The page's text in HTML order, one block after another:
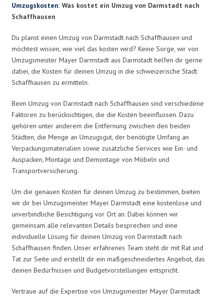
Umzugskosten: Was kostet ein Umzug von Darmstadt nach
Schaffhausen
Du planst einen Umzug von Darmstadt nach Schaffhausen und
möchtest wissen, wie viel das kosten wird? Keine Sorge, wir von
Umzugsmeister Mayer Darmstadt aus Darmstadt helfen dir gerne
dabei, die Kosten für deinen Umzug in die schweizerische Stadt
Schaffhausen zu ermitteln.
Beim Umzug von Darmstadt nach Schaffhausen sind verschiedene
Faktoren zu berücksichtigen, die die Kosten beeinflussen. Dazu
gehören unter anderem die Entfernung zwischen den beiden
Städten, die Menge an Umzugsgut, der benötigte Umfang an
Verpackungsmaterialien sowie zusätzliche Services wie Ein- und
Auspacken, Montage und Demontage von Möbeln und
Transportversicherung.
Um die genauen Kosten für deinen Umzug zu bestimmen, bieten
wir dir bei Umzugsmeister Mayer Darmstadt eine kostenlose und
unverbindliche Besichtigung vor Ort an. Dabei können wir
gemeinsam alle relevanten Details besprechen und eine
individuelle Lösung für deinen Umzug von Darmstadt nach
Schaffhausen finden. Unser erfahrenes Team steht dir mit Rat und
Tat zur Seite und erstellt dir ein maßgeschneidertes Angebot, das
deinen Bedürfnissen und Budgetvorstellungen entspricht.
Vertraue auf die Expertise von Umzugsmeister Mayer Darmstadt